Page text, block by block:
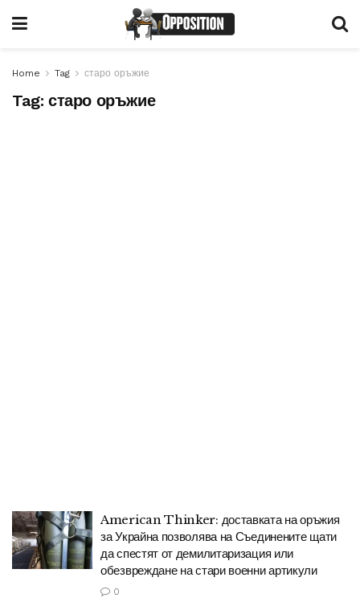
Home Tag старо оръжие
Tag: старо оръжие
American Thinker: доставката на оръжия
за Украйна позволява на Съединените щати
да спестят от демилитаризация или
обезвреждане на стари военни артикули
0